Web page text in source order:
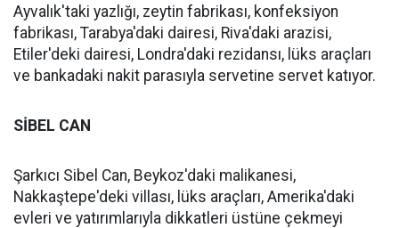
Ayvalık'taki yazlığı, zeytin fabrikası, konfeksiyon
fabrikası, Tarabya'daki dairesi, Riva'daki arazisi,
Etiler'deki dairesi, Londra'daki rezidansı, lüks araçları
ve bankadaki nakit parasıyla servetine servet katıyor.
SİBEL CAN
Şarkıcı Sibel Can, Beykoz'daki malikanesi,
Nakkaştepe'deki villası, lüks araçları, Amerika'daki
evleri ve yatırımlarıyla dikkatleri üstüne çekmeyi